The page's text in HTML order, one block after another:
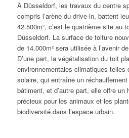
À Düsseldorf, les travaux du centre
compris l’arène du drive-in, battent
42.500m², c’est le quatrième site au
Düsseldorf. La surface de toiture
de 14.000m² sera utilisée à l’avenir
D’une part, la végétalisation du toit
environnementales climatiques telles
solaire, qui entraîne un
bâtiment, et d’autre part, elle offre un
précieux pour les animaux et les
biodiversité dans l’espace urbain.